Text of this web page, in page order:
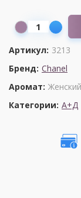
Артикул: 3213
Бренд: Chanel
Аромат: Женский
Категории: А+Д